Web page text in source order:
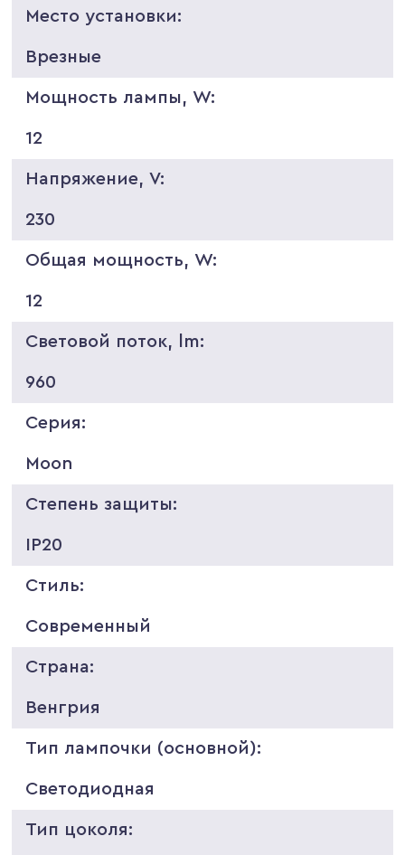
Место установки:
Врезные
Мощность лампы, W:
12
Напряжение, V:
230
Общая мощность, W:
12
Световой поток, lm:
960
Серия:
Moon
Степень защиты:
IP20
Стиль:
Современный
Страна:
Венгрия
Тип лампочки (основной):
Светодиодная
Тип цоколя: